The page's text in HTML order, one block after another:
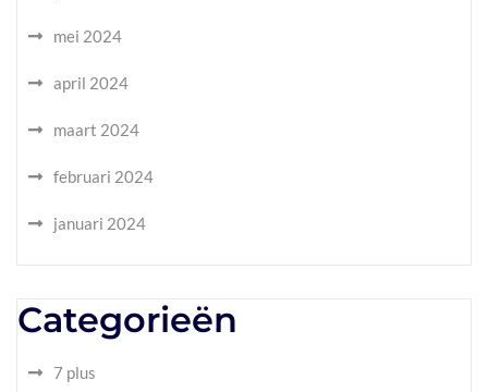
mei 2024
april 2024
maart 2024
februari 2024
januari 2024
Categorieën
7 plus